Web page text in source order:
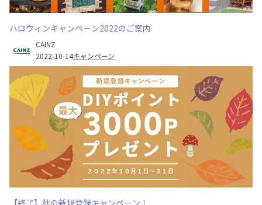
ハロウィンキャンペーン2022のご案内
CAINZ
2022-10-14キャンペーン
【終了】秋の新規登録キャンペーン！